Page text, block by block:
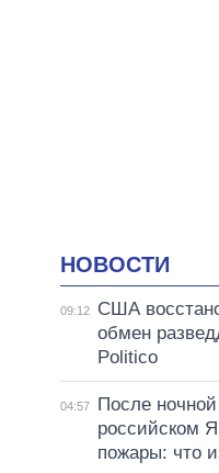
НОВОСТИ
09:12
США
обмен
Politico
04:57
После
российском
пожары: что